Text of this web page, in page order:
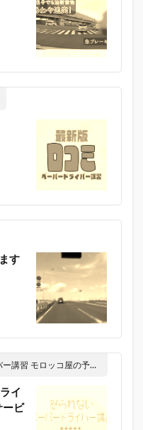
す
モロッコ屋の予約サービス
イ
ービ